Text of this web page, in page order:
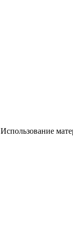
Использование